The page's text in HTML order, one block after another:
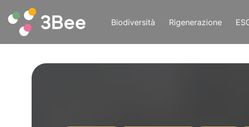
Biodiversità Rigenerazione